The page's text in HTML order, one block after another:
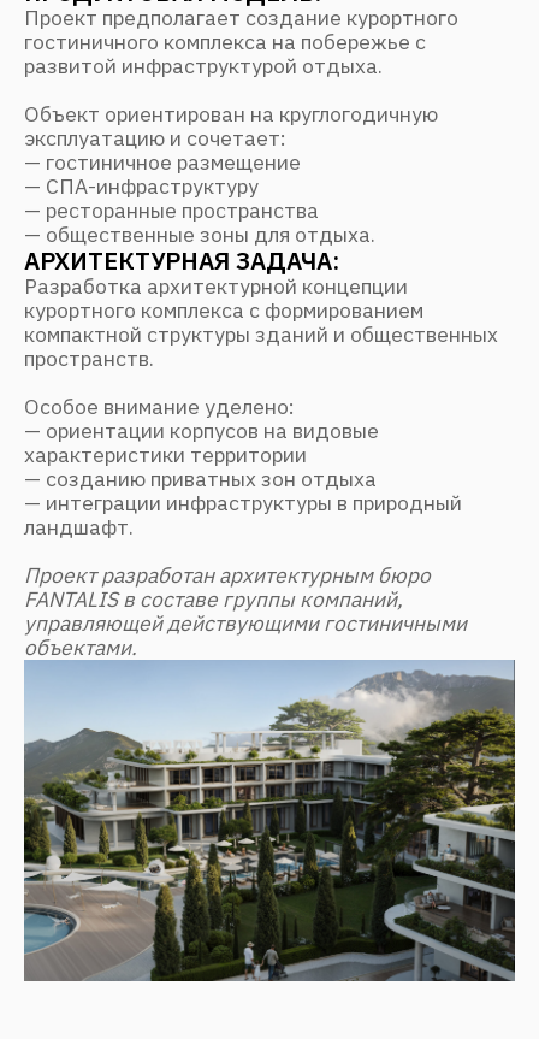
Особое внимание уделено:
— ориентации корпусов на видовые
характеристики территории
— созданию приватных зон отдыха
— интеграции инфраструктуры в природный
ландшафт.
Проект разработан архитектурным бюро
FANTALIS в составе группы компаний,
управляющей действующими гостиничными
объектами.
Курортный отель на побережье